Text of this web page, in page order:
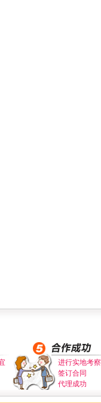
进行实地考察
签订合同
代理成功